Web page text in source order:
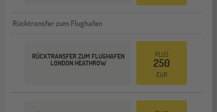
Rücktransfer zum Flughafen
RÜCKTRANSFER ZUM FLUGHAFEN
LONDON HEATHROW
PLUS
250
EUR